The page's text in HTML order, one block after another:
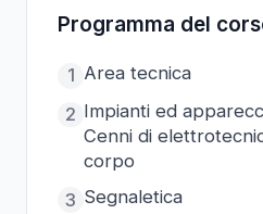
Programma del
1 Area tecnica
2 Impianti ed
Cenni di
corpo
3 Segnaletica